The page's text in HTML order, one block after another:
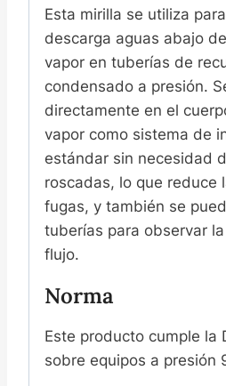
Esta mirilla se utiliza
descarga aguas abajo
vapor en tuberías de
condensado a presión.
directamente en el
vapor como sistema de
estándar sin necesidad
roscadas, lo que reduce
fugas, y también se
tuberías para observar
flujo.
Norma
Este producto cumple la
sobre equipos a presión